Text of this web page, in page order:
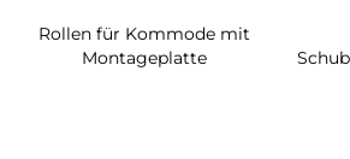
Rollen für Kommode mit
Montageplatte